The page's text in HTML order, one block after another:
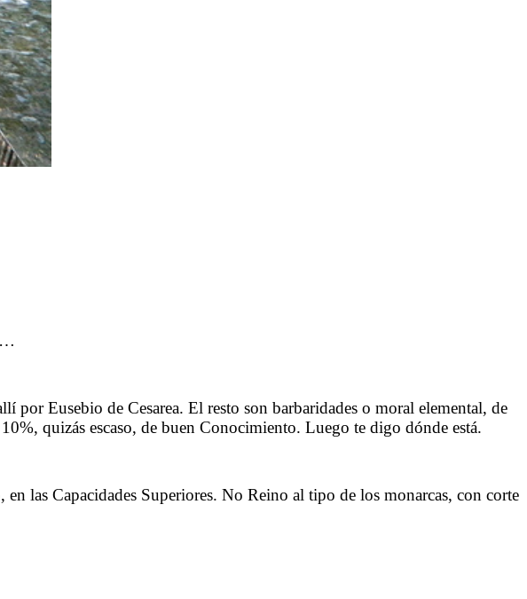
…
Eusebio de Cesarea. El resto son barbaridades o moral elemental, de
quizás escaso, de buen Conocimiento. Luego te digo dónde está.
las Capacidades Superiores. No Reino al tipo de los monarcas, con corte